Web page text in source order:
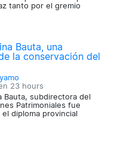
tanto por el gremio
Bauta, una
la conservación del
23 hours
Bauta, subdirectora del
Patrimoniales fue
diploma provincial